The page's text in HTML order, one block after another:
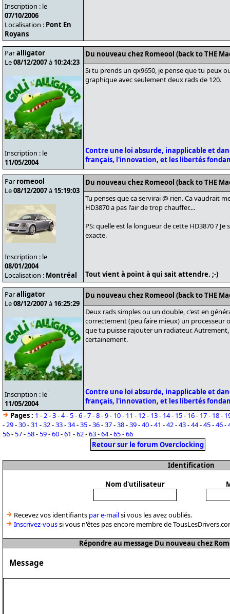
Inscription : le
07/10/2006
Localisation : Pont En
Royans
Paralligator
Le08/12/2007à 10:24:23
Inscription : le
11/05/2004
Du nouveau chez Romeool (back to THE
Si tu prends un qx9650, je pense que tu peux
graphique avec seulement deux rads de 120.
Contre une loi absurde, inapplicable et
français, l'innovation, et les libertés
Par romeool
Le08/12/2007à 15:19:03
Inscription : le
08/01/2004
Localisation : Montréal
Du nouveau chez Romeool (back to THE
Tu penses que ca servirai @ rien. Ca vaudrait
HD3870 a pas l'air de trop chauffer....
PS: quelle est la longueur de cette HD3870 ?
exacte.
Tout vient à point à qui sait attendre. ;-)
Paralligator
Le08/12/2007à 16:25:29
Inscription : le
11/05/2004
Du nouveau chez Romeool (back to THE
Deux rads simples ou un double, c'est en
correctement (peu faire mieux) un processeur
que tu puisse rajouter un radiateur.
certainement.
Contre une loi absurde, inapplicable et
français, l'innovation, et les libertés
Pages : 1 -2-3-4-5-6-7-8-9- 10- 11 - 12- 13- 14- 15- 16- 17- 18-
-29-30-31 -32-33-34-35-36-37-38-39-40-41 -42-43-44-45-46-
56-57-58-59-60-61 -62-63-64-65-66
Retour sur le forum Overclocking
Identification
Nom d'utilisateur
Recevez vos identifiants par e-mailsi vous les avez oubliés.
Inscrivez-voussi vous n'êtes pas encore membre de
Répondre au message Du nouveau chez
Message